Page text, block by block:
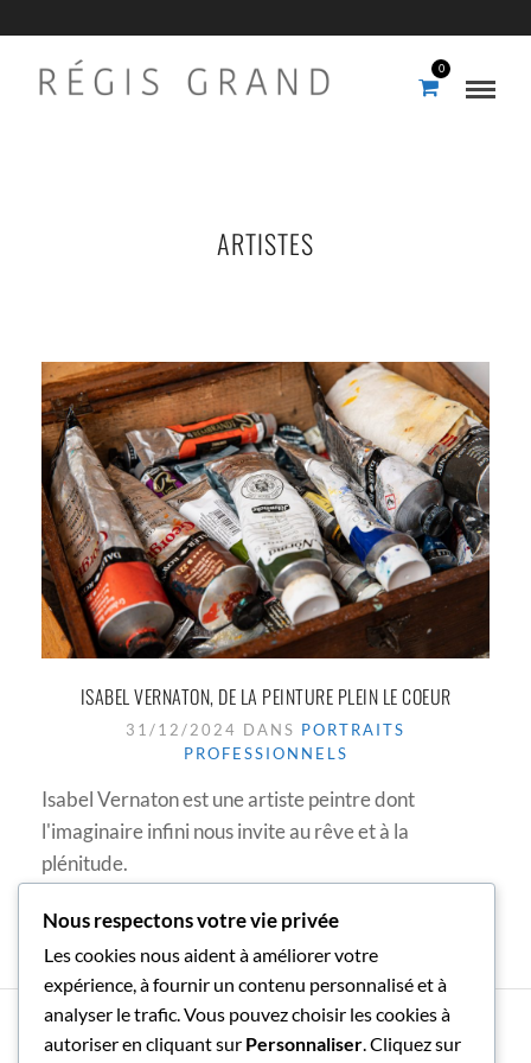
0
ARTISTES
ISABEL VERNATON, DE LA PEINTURE PLEIN LE COEUR
31/12/2024 DANS PORTRAITS
PROFESSIONNELS
Isabel Vernaton est une artiste peintre dont
l'imaginaire infini nous invite au rêve et à la
plénitude.
LA SEULE LIMITE À NOS
Nous respectons votre vie privée
Les cookies nous aident à améliorer votre
expérience, à fournir un contenu personnalisé et à
analyser le trafic. Vous pouvez choisir les cookies à
autoriser en cliquant sur Personnaliser. Cliquez sur